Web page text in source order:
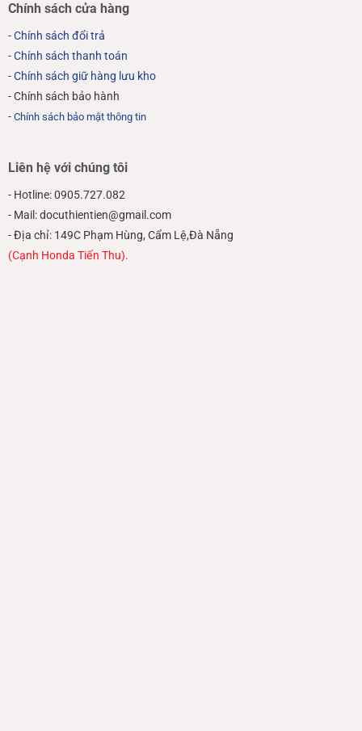
Chính sách cửa hàng
-Chính sách đổi trả
-Chính sách thanh toán
-Chính sách giữ hàng lưu kho
- Chính sách bảo hành
- Chính sách bảo mật thông tin
Liên hệ với chúng tôi
- Hotline: 0905.727.082
- Mail: docuthientien@gmail.com
- Địa chỉ: 149C Phạm Hùng, Cẩm Lệ,Đà Nẵng
(Cạnh Honda Tiến Thu).